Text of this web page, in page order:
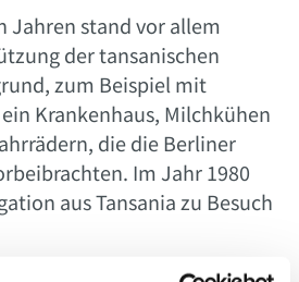
Jahren stand vor allem
der tansanischen
zum Beispiel mit
Krankenhaus, Milchkühen
die die Berliner
Im Jahr 1980
aus Tansania zu Besuch